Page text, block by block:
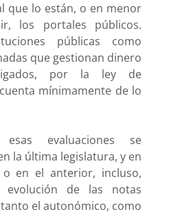
que lo están, o en menor
los portales públicos.
públicas como
que gestionan dinero
por la ley de
mínimamente de lo
evaluaciones se
la última legislatura, y en
en el anterior, incluso,
evolución de las notas
el autonómico, como